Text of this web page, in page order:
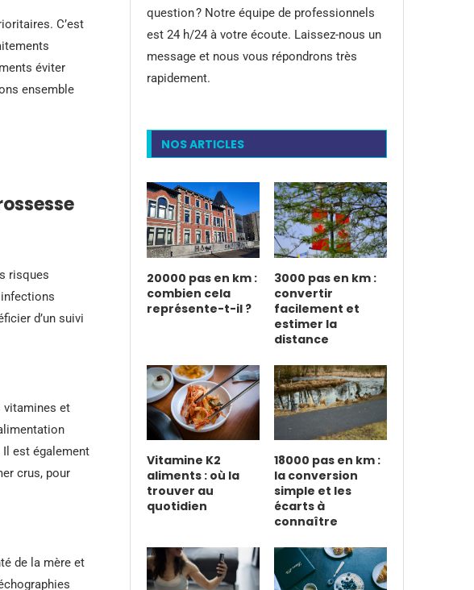
C’est
éviter
ensemble
risques
d’un suivi
vitamines et
est également
crus, pour
de la mère et
question ? Notre équipe de professionnels
est 24 h/24 à votre écoute. Laissez-nous un
message et nous vous répondrons très
rapidement.
NOS ARTICLES
20000 pas en km :
combien cela
représente-t-il ?
3000 pas en km :
convertir
facilement et
estimer la
distance
Vitamine K2
aliments : où la
trouver au
quotidien
18000 pas en km :
la conversion
simple et les
écarts à
connaître